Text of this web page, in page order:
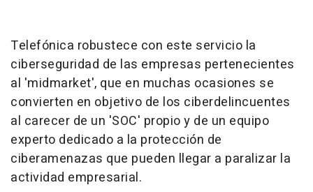
Telefónica robustece con este servicio la
ciberseguridad de las empresas pertenecientes
al 'midmarket', que en muchas ocasiones se
convierten en objetivo de los ciberdelincuentes
al carecer de un 'SOC' propio y de un equipo
experto dedicado a la protección de
ciberamenazas que pueden llegar a paralizar la
actividad empresarial.